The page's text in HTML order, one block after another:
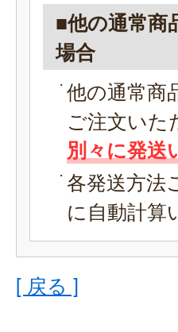
■他の通常商
場合
他の通常商
ご注文いた
別々に発送
各発送方法
に自動計算
[ 戻る ]